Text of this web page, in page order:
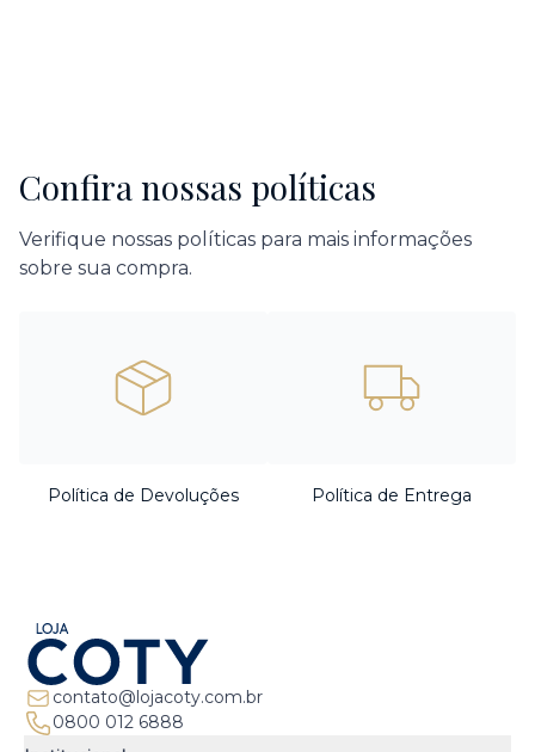
Confira nossas políticas
Verifique nossas políticas para mais informações
sobre sua compra.
Política de Devoluções Política de Entrega
contato@lojacoty.com.br
0800 012 6888